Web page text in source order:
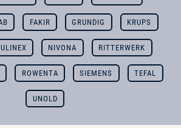
FAKIR GRUNDIG KRUPS
NIVONA RITTERWERK
ROWENTA SIEMENS TEFAL
UNOLD